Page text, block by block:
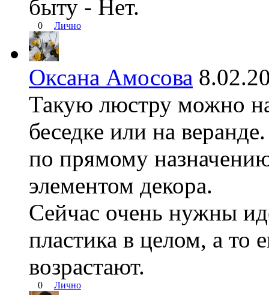
быту - Нет.
0 Лично
Оксана Амосова
Такую люстру можно
беседке или на
по прямому
элементом декора.
Сейчас очень нужны
пластика в целом, а то
возрастают.
0 Лично